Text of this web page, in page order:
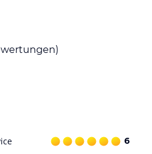
Gewähr. Bitte lies vor der Buchung die
6